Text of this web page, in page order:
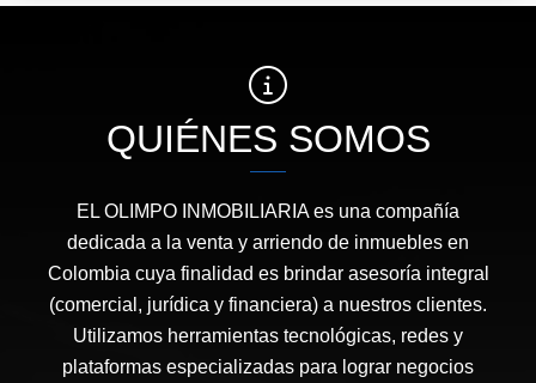
QUIÉNES SOMOS
EL OLIMPO INMOBILIARIA es una compañía
dedicada a la venta y arriendo de inmuebles en
Colombia cuya finalidad es brindar asesoría integral
(comercial, jurídica y financiera) a nuestros clientes.
Utilizamos herramientas tecnológicas, redes y
plataformas especializadas para lograr negocios